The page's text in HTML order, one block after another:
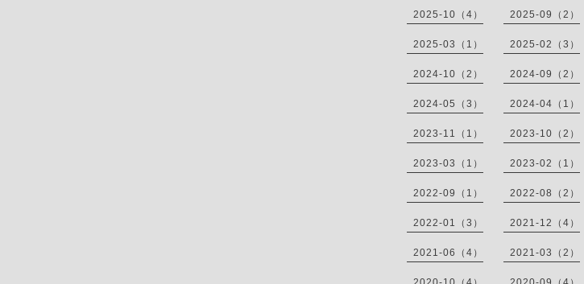
2025-10（4） 2025-09（2）
2025-03（1） 2025-02（3）
2024-10（2） 2024-09（2）
2024-05（3） 2024-04（1）
2023-11（1） 2023-10（2）
2023-03（1） 2023-02（1）
2022-09（1） 2022-08（2）
2022-01（3） 2021-12（4）
2021-06（4） 2021-03（2）